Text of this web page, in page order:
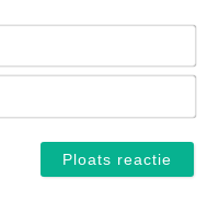
E-